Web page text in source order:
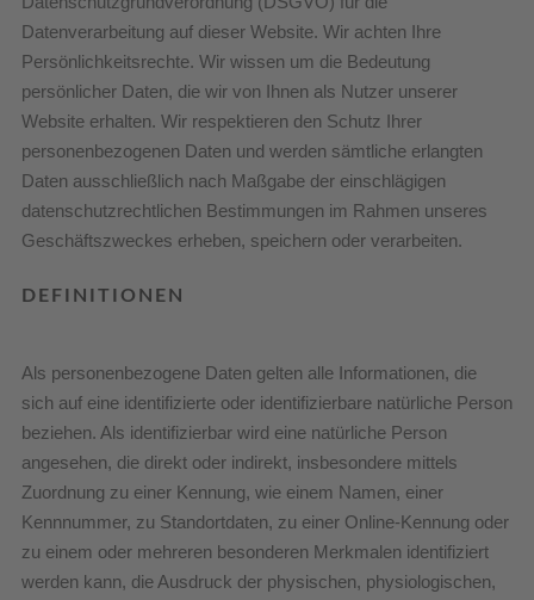
Datenverarbeitung auf dieser Website. Wir achten Ihre
Persönlichkeitsrechte. Wir wissen um die Bedeutung
persönlicher Daten, die wir von Ihnen als Nutzer unserer
Website erhalten. Wir respektieren den Schutz Ihrer
personenbezogenen Daten und werden sämtliche erlangten
Daten ausschließlich nach Maßgabe der einschlägigen
datenschutzrechtlichen Bestimmungen im Rahmen unseres
Geschäftszweckes erheben, speichern oder verarbeiten.
DEFINITIONEN
Als personenbezogene Daten gelten alle Informationen, die
sich auf eine identifizierte oder identifizierbare natürliche Person
beziehen. Als identifizierbar wird eine natürliche Person
angesehen, die direkt oder indirekt, insbesondere mittels
Zuordnung zu einer Kennung, wie einem Namen, einer
Kennnummer, zu Standortdaten, zu einer Online-Kennung oder
zu einem oder mehreren besonderen Merkmalen identifiziert
werden kann, die Ausdruck der physischen, physiologischen,